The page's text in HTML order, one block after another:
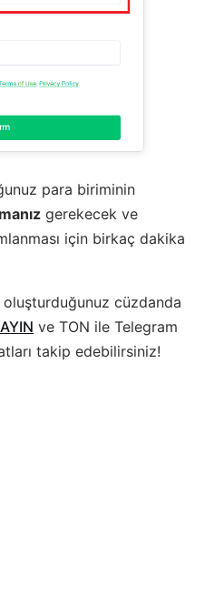
para biriminin
gerekecek ve
için birkaç dakika
cüzdanda
ve TON ile Telegram
takip edebilirsiniz!